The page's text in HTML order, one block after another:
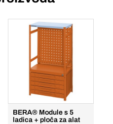
BERA® Module s 5
ladica + ploča za alat